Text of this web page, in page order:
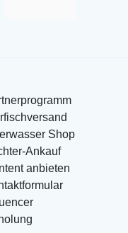
Shop
Ankauf
anbieten